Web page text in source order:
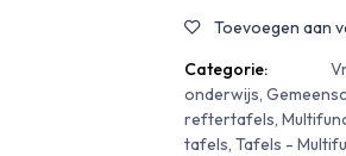
Toevoegen aan
Categorie:
onderwijs,
reftertafels,
tafels, Tafels -